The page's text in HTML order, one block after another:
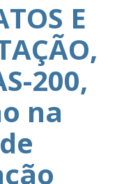
E
200,
na